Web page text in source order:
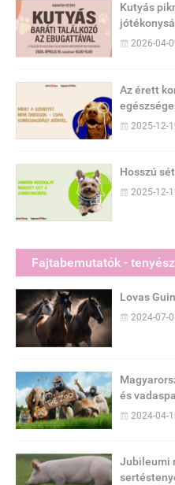
Kutyás
2026-04-
Az érett
2025-12-
Hosszú
2025-12-
Fajtabemutatók -
Lovas
2024-07-
és
2024-04-
Jubileumi